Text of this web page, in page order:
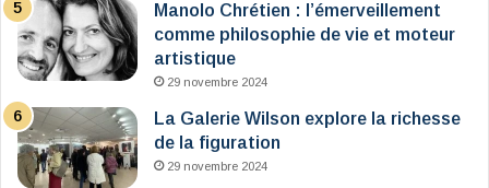
Manolo Chrétien : l’émerveillement
comme philosophie de vie et moteur
artistique
29 novembre 2024
La Galerie Wilson explore la richesse
de la figuration
29 novembre 2024